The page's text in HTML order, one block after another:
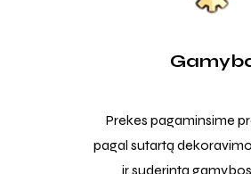
Prekes pagaminsime
pagal sutartą
ir suderintą